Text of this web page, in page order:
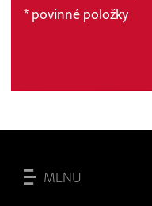
* povinné položky
MENU